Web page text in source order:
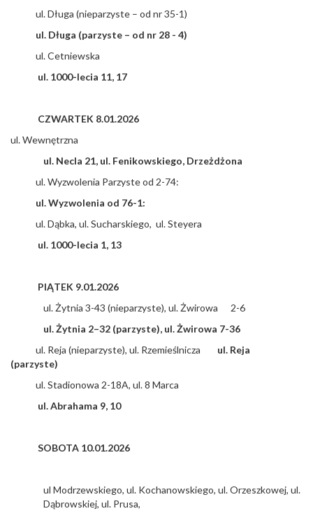
ul. Długa (nieparzyste – od nr 35-1)
ul. Długa (parzyste – od nr 28 - 4)
ul. Cetniewska
ul. 1000-lecia 11, 17
CZWARTEK 8.01.2026
ul. Wewnętrzna
ul. Necla 21, ul. Fenikowskiego, Drzeżdżona
ul. Wyzwolenia Parzyste od 2-74:
ul. Wyzwolenia od 76-1:
ul. Dąbka, ul. Sucharskiego, ul. Steyera
ul. 1000-lecia 1, 13
PIĄTEK 9.01.2026
ul. Żytnia 3-43 (nieparzyste), ul. Żwirowa 2-6
ul. Żytnia 2–32 (parzyste), ul. Żwirowa 7-36
ul. Reja (nieparzyste), ul. Rzemieślnicza ul. Reja
(parzyste)
ul. Stadionowa 2-18A, ul. 8 Marca
ul. Abrahama 9, 10
SOBOTA 10.01.2026
ul Modrzewskiego, ul. Kochanowskiego, ul. Orzeszkowej, ul.
Dąbrowskiej, ul. Prusa,